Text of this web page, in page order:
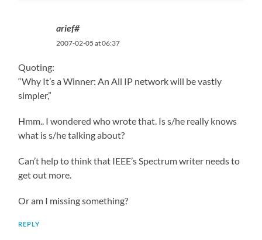
arief#
2007-02-05 at 06:37
Quoting:
“Why It’s a Winner: An All IP network will be vastly
simpler,”
Hmm.. I wondered who wrote that. Is s/he really knows
what is s/he talking about?
Can’t help to think that IEEE’s Spectrum writer needs to
get out more.
Or am I missing something?
REPLY